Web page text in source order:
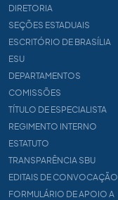
DIRETORIA
SEÇÕES ESTADUAIS
ESCRITÓRIO DE BRASÍLIA
ESU
DEPARTAMENTOS
COMISSÕES
TÍTULO DE ESPECIALISTA
REGIMENTO INTERNO
ESTATUTO
TRANSPARÊNCIA SBU
EDITAIS DE CONVOCAÇÃO
FORMULÁRIO DE APOIO A